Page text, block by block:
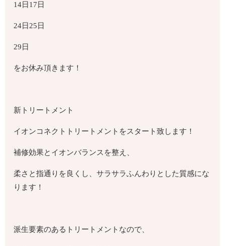
14日 17 日
24日 25 日
29 日
をお休み頂きます！
新トリートメント
イオンコネクトトリートメントをスタート致します！
補修効果とイオンバランスを整え、
柔さと指通りを良くし、サラサラふんわりとした質感にな
ります！
派生要素のあるトリートメントなので、